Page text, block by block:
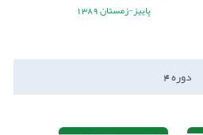
پاییز-زمستان 1389
دوره4